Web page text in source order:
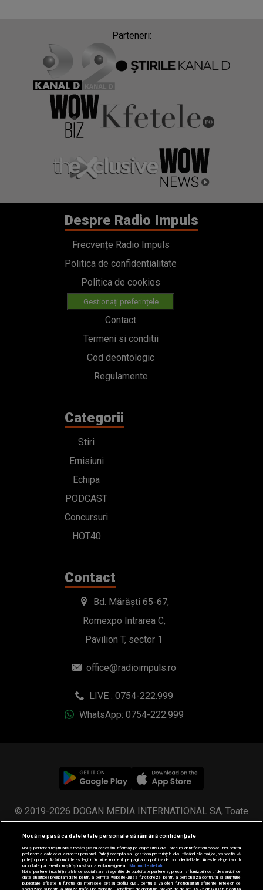
Parteneri:
Despre Radio Impuls
Frecvențe Radio Impuls
Politica de confidentialitate
Politica de cookies
Gestionați preferințele
Contact
Termeni si conditii
Cod deontologic
Regulamente
Categorii
Stiri
Emisiuni
Echipa
PODCAST
Concursuri
HOT40
Contact
Bd. Mărăști 65-67,
Romexpo Intrarea C,
Pavilion T, sector 1
office@radioimpuls.ro
LIVE : 0754-222.999
WhatsApp: 0754-222.999
© 2019-2026 DOGAN MEDIA INTERNATIONAL SA, Toate
drepturile rezervate.
Nouă ne pasă ca datele tale personale să rămână confidențiale
Noi și partenerii noștri589stocăm și/sau accesăm informații pe dispozitivul dvs., precum identificatorii cookie unici pentru
prelucrarea datelor cu caracter personal. Puteți accepta sau gestiona preferințele dvs. făcând clic mai jos, respectiv vă
puteți opune utilizării unui interes legitim în orice moment pe pagina cu politica de confidențialitate. Aceste alegeri vor fi
raportate partenerilor noștri și nu vă vor afecta navigarea.
Mai multe detalii
Noi si partenerii nostri (retelele de socializare si agentiile de publicitate partenere, precum si furnizorii nostri de servicii de
date analitice) prelucram date pentru a permite website-ului sa functioneze, pentru a personaliza continutul si anunturile
publicitare afisate in functie de interesele si/sau profilul dvs., pentru a va oferi functionalitati aferente retelelor de
socializare si pentru a analiza traficul pe website. Beneficiati de drepturile prevazute de art. 15-22 din GDPR in legatura